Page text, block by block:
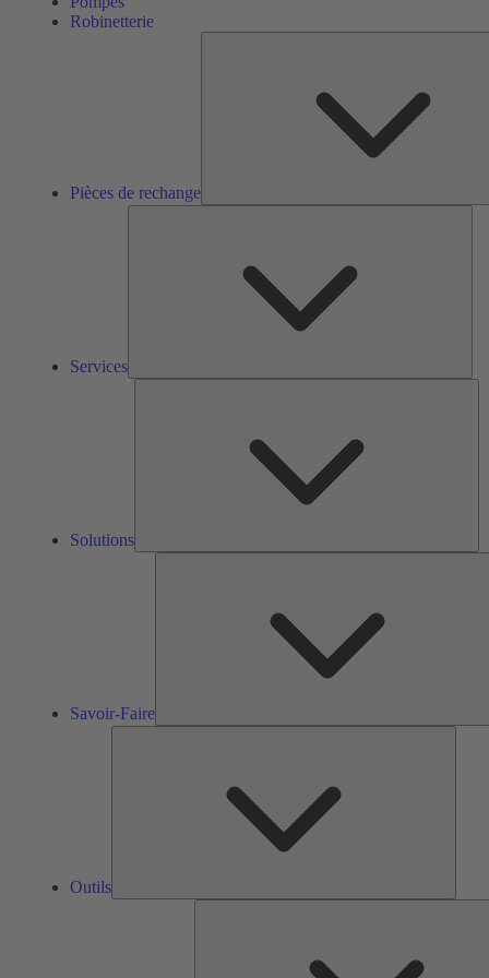
Robinetterie
Pièces de rechange
Services
Solutions
Savoir-Faire
Outils